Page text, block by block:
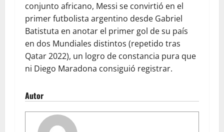
conjunto africano, Messi se convirtió en el
primer futbolista argentino desde Gabriel
Batistuta en anotar el primer gol de su país
en dos Mundiales distintos (repetido tras
Qatar 2022), un logro de constancia pura que
ni Diego Maradona consiguió registrar.
Autor